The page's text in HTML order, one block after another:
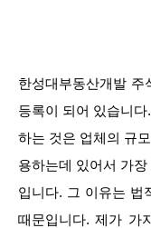
한성대부동산개발 주
등록이 되어 있습니
하는 것은 업체의 규
용하는데 있어서 가
입니다. 그 이유는 법
때문입니다. 제가 가